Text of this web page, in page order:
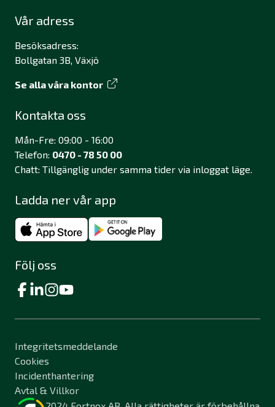
Vår adress
Besöksadress:
Bollgatan 3B, Växjö
Se alla våra kontor
Kontakta oss
Mån-Fre: 09:00 - 16:00
Telefon: 0470 - 78 50 00
Chatt: Tillgänglig under samma tider via inloggat läge.
Ladda ner vår app
Följ oss
Integritetsmeddelande
Cookies
Incidenthantering
Avtal & Villkor